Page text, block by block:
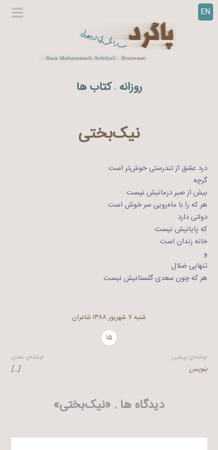
EN
روزانه . کتاب ها
نیک‌بختی
درد عشق از تندرستی خوش‌تر است
گرچه
بیش از صبر درمانیش نیست
هر که را با ماه‌رویی سر خوش است
دولتی دارد
که پایانیش نیست
خانه زندان است
و
تنهایی ضلال
هر که چون سعدی گلستانیش نیست
شنبه ۷ شهریور ۱۳۸۸
شاعران
۱۵
راهبری
نوشته‌ی پیشین
بنویس
نوشته‌ی بعدی
[…]
دیدگاه ها . «نیک‌بختی»